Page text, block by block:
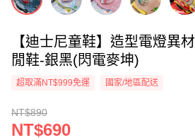
【迪士尼童鞋】造型電燈異
閒鞋-銀黑(閃電麥坤)
超取滿NT$999免運 國家/地區配送
NT$890
NT$690